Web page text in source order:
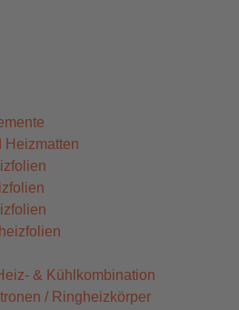
Heizmatten
& Kühlkombination
/ Ringheizkörper